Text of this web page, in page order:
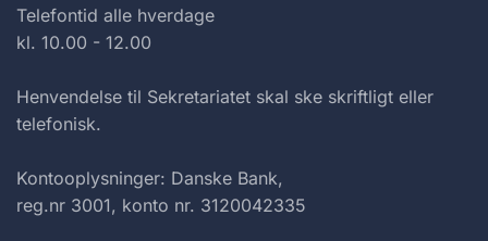
Telefontid alle hverdage
kl. 10.00 - 12.00
Henvendelse til Sekretariatet skal ske skriftligt eller
telefonisk.
Kontooplysninger: Danske Bank,
reg.nr 3001, konto nr. 3120042335